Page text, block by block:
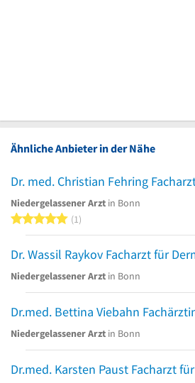
Ähnliche Anbieter in der Nähe
Niedergelassener Arzt in Bonn
5 von 5 Sternen
1
Dr. Wassil Raykov Facharzt für
Niedergelassener Arzt in Bonn
Dr.med. Bettina Viebahn
Niedergelassener Arzt in Bonn
Dr.med. Karsten Paust Facharzt